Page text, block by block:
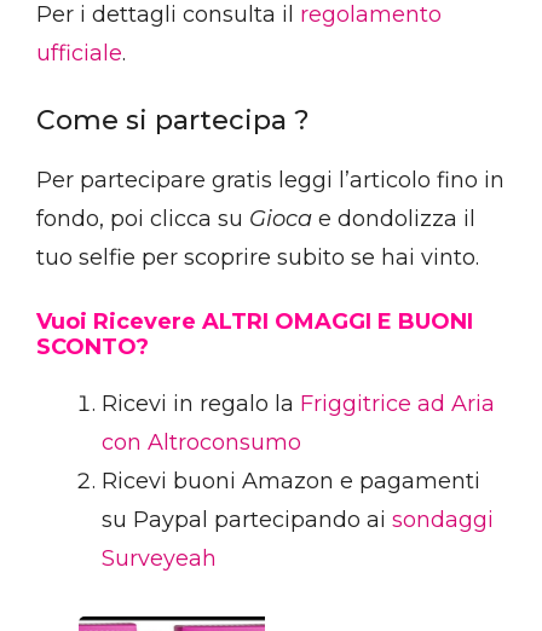
Per i dettagli consulta il regolamento
ufficiale.
Come si partecipa ?
Per partecipare gratis leggi l’articolo fino in
fondo, poi clicca su Gioca e dondolizza il
tuo selfie per scoprire subito se hai vinto.
Vuoi Ricevere ALTRI OMAGGI E BUONI
SCONTO?
Ricevi in regalo la Friggitrice ad Aria
con Altroconsumo
Ricevi buoni Amazon e pagamenti
su Paypal partecipando ai sondaggi
Surveyeah